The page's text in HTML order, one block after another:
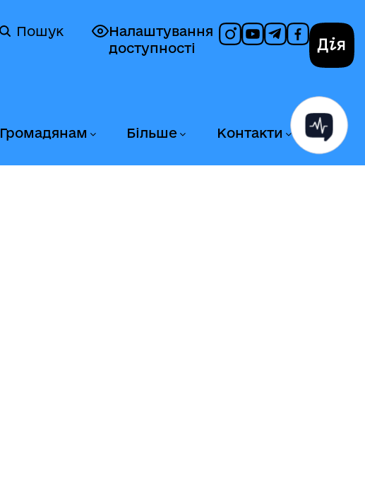
Налаштування
доступності
Пошук
Громадянам Більше Контакти